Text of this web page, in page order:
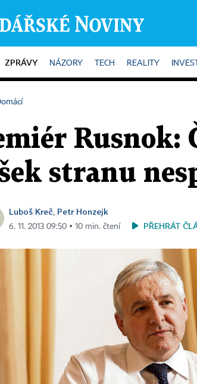
ZPRÁVY NÁZORY TECH REALITY
Rusnok:
stranu
Luboš Kreč, Petr Honzejk
6. 11. 2013 09:50 ▪ 10 min. čtení PŘEHRÁT